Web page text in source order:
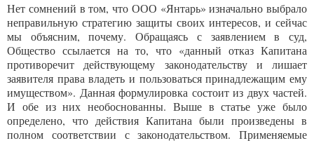
Нет сомнений в том, что ООО «Янтарь» изначально выбрало
неправильную стратегию защиты своих интересов, и сейчас
мы объясним, почему.Обращаясь с заявлением в суд,
Общество ссылается на то, что «данный отказ Капитана
противоречит действующему законодательству и лишает
заявителя права владеть и пользоваться принадлежащим ему
имуществом». Данная формулировка состоит из двух частей.
И обе из них необоснованны. Выше в статье уже было
определено, что действия Капитана были произведены в
полном соответствии с законодательством. Применяемые